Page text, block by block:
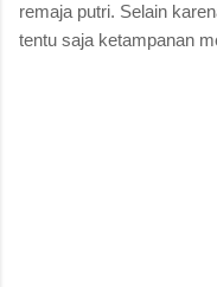
remaja putri. Selain
tentu saja ketampanan